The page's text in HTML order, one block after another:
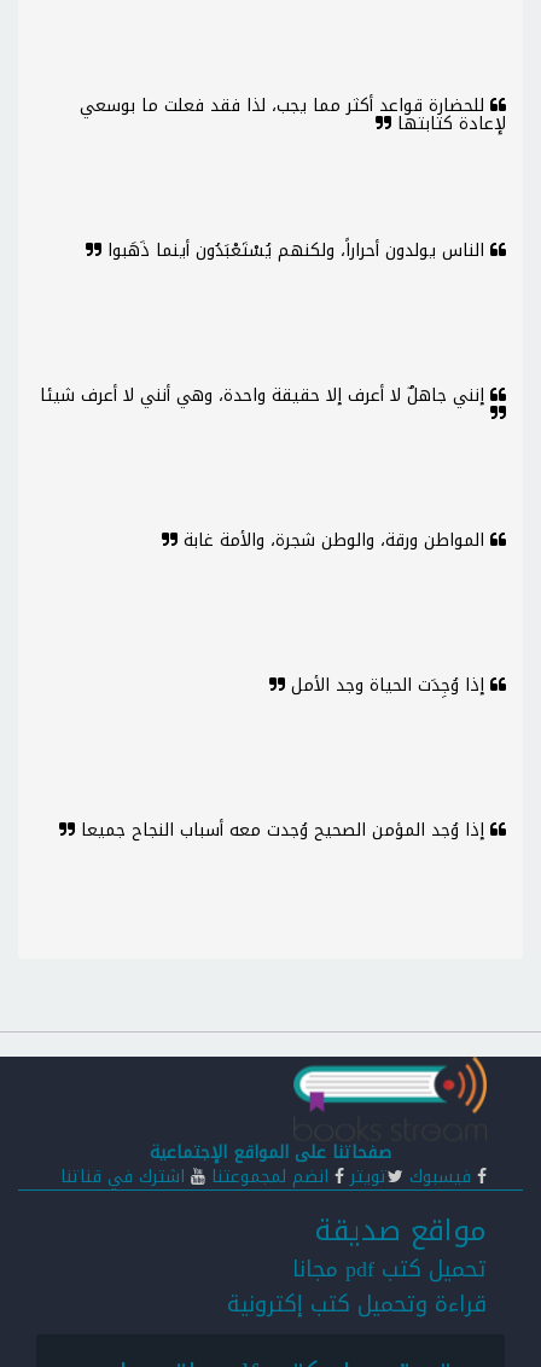
للحضارة قواعد أكثر مما يجب، لذا فقد فعلت ما بوسعي
لإعادة كتابتها
الناس يولدون أحراراً، ولكنهم يُسْتَعْبَدُون أينما ذَهَبوا
إنني جاهلٌ لا أعرف إلا حقيقة واحدة، وهي أنني لا أعرف شيئا
المواطن ورقة، والوطن شجرة، والأمة غابة
إذا وُجِدَت الحياة وجد الأمل
إذا وُجد المؤمن الصحيح وُجدت معه أسباب النجاح جميعا
صفحاتنا على المواقع الإجتماعية
فيسبوك تويتر انضم لمجموعتنا اشترك في قناتنا
مواقع صديقة
تحميل كتب pdf مجانا
قراءة وتحميل كتب إكترونية